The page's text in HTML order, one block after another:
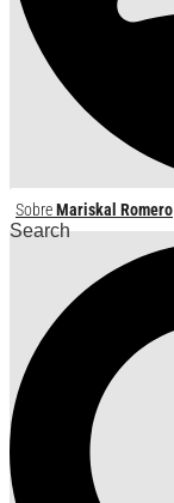
SobreMariskal Romero
Search